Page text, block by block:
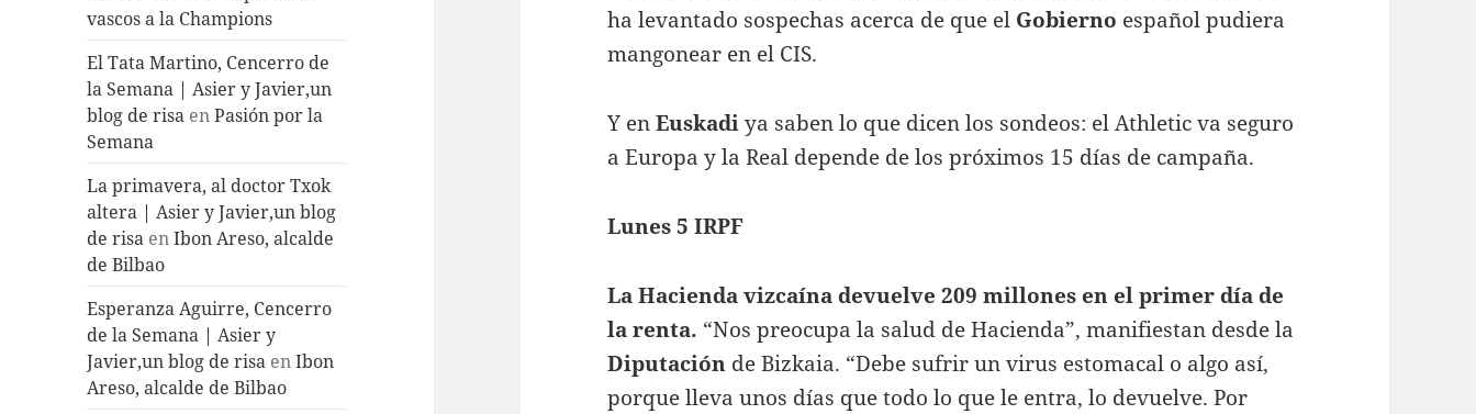
vascos a la Champions
El Tata Martino, Cencerro de
la Semana | Asier y Javier,un
blog de risa enPasión por la
Semana
La primavera, al doctor Txok
altera | Asier y Javier,un blog
de risa enIbon Areso, alcalde
de Bilbao
Esperanza Aguirre, Cencerro
de la Semana | Asier y
Javier,un blog de risa enIbon
Areso, alcalde de Bilbao
ha levantado sospechas acerca de que el Gobierno español pudiera
mangonear en el CIS.
Y enEuskadiya saben lo que dicen los sondeos: el Athletic va seguro
a Europa y la Real depende de los próximos 15 días de campaña.
Lunes 5 IRPF
La Hacienda vizcaína devuelve 209 millones en el primer día de
la renta. “Nos preocupa la salud de Hacienda”, manifiestan desde la
Diputación de Bizkaia. “Debe sufrir un virus estomacal o algo así,
porque lleva unos días que todo lo que le entra, lo devuelve. Por